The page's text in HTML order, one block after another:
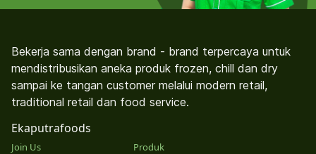
Bekerja sama dengan brand - brand terpercaya untuk
mendistribusikan aneka produk frozen, chill dan dry
sampai ke tangan customer melalui modern retail,
traditional retail dan food service.
Ekaputrafoods
Join Us
Produk